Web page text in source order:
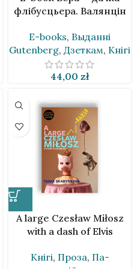
флібусцьера. Валянцін
E-books, Выданнi
Gutenberg, Дзеткам, Кнігі
44,00 zł
A large Czesław Miłosz
with a dash of Elvis
Скарынкіна [EN]
Кнігі, Проза, Па-